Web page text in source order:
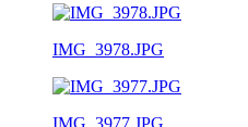
IMG_3978.JPG
IMG_3977.JPG